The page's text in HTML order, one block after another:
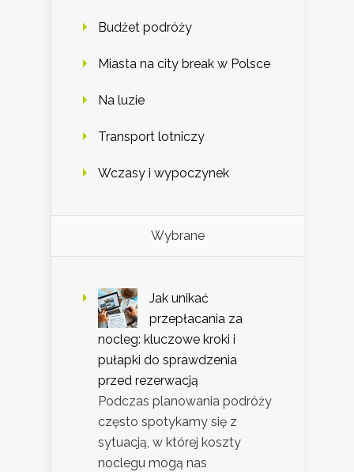
Budżet podróży
Miasta na city break w Polsce
Na luzie
Transport lotniczy
Wczasy i wypoczynek
Wybrane
Jak unikać
przepłacania za
nocleg: kluczowe kroki i
pułapki do sprawdzenia
przed rezerwacją
Podczas planowania podróży
często spotykamy się z
sytuacją, w której koszty
noclegu mogą nas